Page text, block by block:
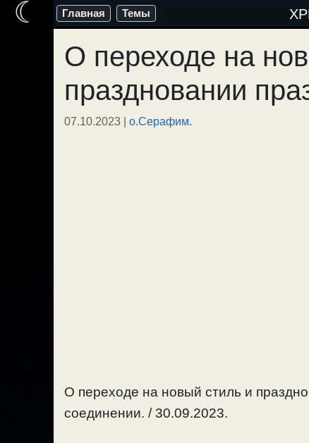
Перейти
содержимому
Главная Темы
О переходе на
праздновании
07.10.2023 | о.Серафим.
О переходе на новый стиль и
соединении. / 30.09.2023.
☾